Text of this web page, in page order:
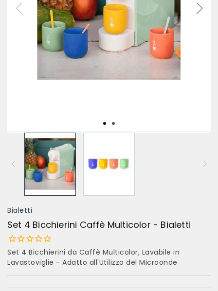
Bialetti
Set 4 Bicchierini Caffè Multicolor - Bialetti
Set 4 Bicchierini da Caffè Multicolor, Lavabile in
Lavastoviglie - Adatto all'Utilizzo del Microonde